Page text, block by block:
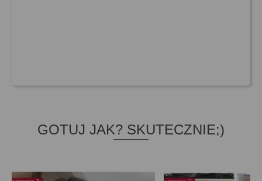
GOTUJ JAK? SKUTECZNIE;)